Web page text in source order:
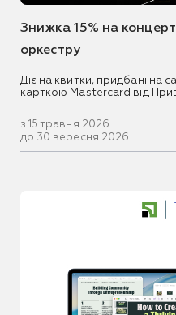
Знижка 15% на
оркестру
Діє на квитки, придбані на
карткою Mastercard від
з 15 травня 2026
до 30 вересня 2026